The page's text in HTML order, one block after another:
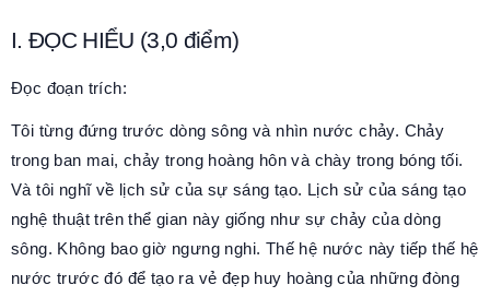
I. ĐỌC HIỂU (3,0 điểm)
Đọc đoạn trích:
Tôi từng đứng trước dòng sông và nhìn nước chảy. Chảy
trong ban mai, chảy trong hoàng hôn và chày trong bóng tối.
Và tôi nghĩ về lịch sử của sự sáng tạo. Lịch sử của sáng tạo
nghệ thuật trên thể gian này giống như sự chảy của dòng
sông. Không bao giờ ngưng nghi. Thế hệ nước này tiếp thế hệ
nước trước đó để tạo ra vẻ đẹp huy hoàng của những đòng